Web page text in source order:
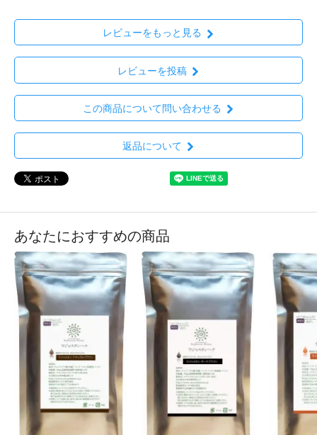
レビューをもっと見る
レビューを投稿
この商品について問い合わせる
返品について
あなたにおすすめの商品